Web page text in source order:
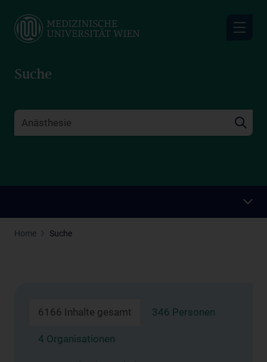
main
Suche
Home Suche
6166 Inhalte gesamt 346 Personen
4 Organisationen